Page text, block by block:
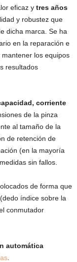
eficaz y tres años
y robustez que
dicha marca. Se ha
en la reparación e
los equipos
resultados
corriente
de la pinza
al tamaño de la
de retención de
(en la mayoría
sin fallos.
de forma que
índice sobre la
conmutador
automática